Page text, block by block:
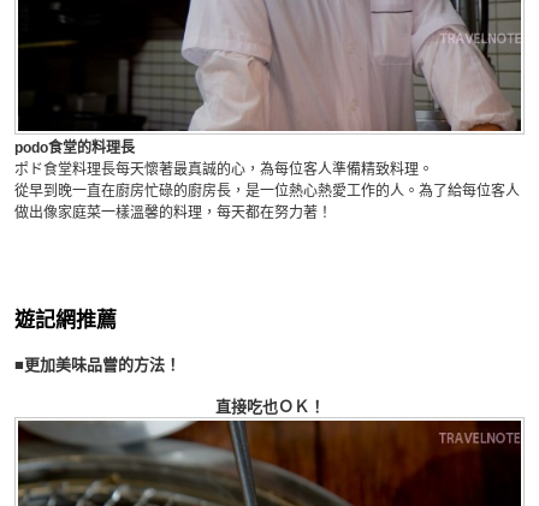
podo食堂的料理長
ポド食堂料理長每天懷著最真誠的心，為每位客人準備精致料理。
從早到晚一直在廚房忙碌的廚房長，是一位熱心熱愛工作的人。為了給每位客人
做出像家庭菜一樣溫馨的料理，每天都在努力著！
遊記網推薦
■更加美味品嘗的方法！
直接吃也ＯＫ！